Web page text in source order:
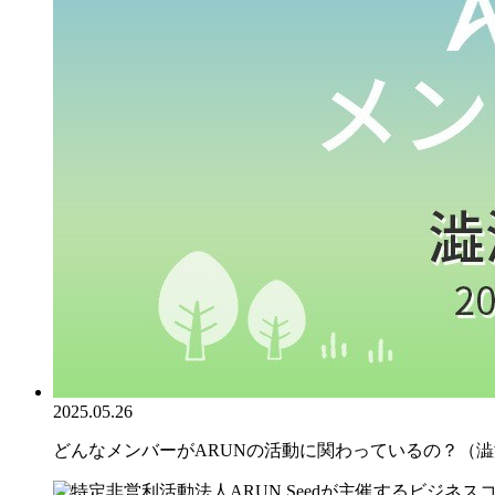
2025.05.26
どんなメンバーがARUNの活動に関わっているの？（